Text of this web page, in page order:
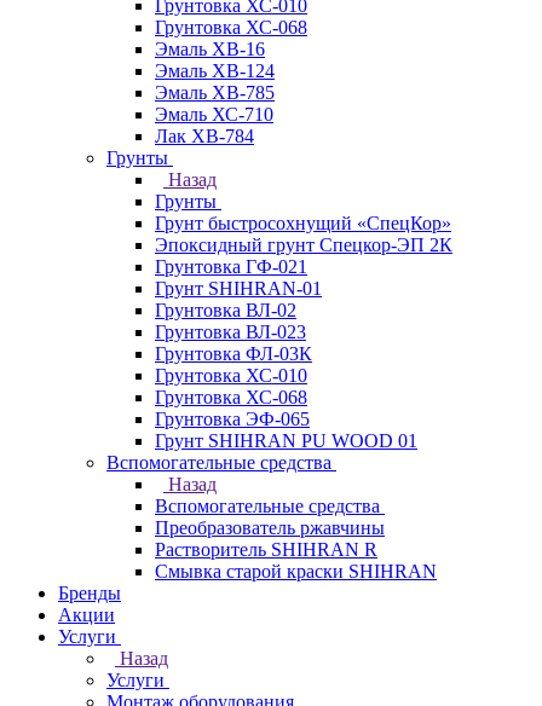
Грунтовка ХС-010
Грунтовка ХС-068
Эмаль ХВ-16
Эмаль ХВ-124
Эмаль ХВ-785
Эмаль ХС-710
Лак ХВ-784
Грунты
Назад
Грунты
Грунт быстросохнущий «СпецКор»
Эпоксидный грунт Спецкор-ЭП 2К
Грунтовка ГФ-021
Грунт SHIHRAN-01
Грунтовка ВЛ-02
Грунтовка ВЛ-023
Грунтовка ФЛ-03К
Грунтовка ХС-010
Грунтовка ХС-068
Грунтовка ЭФ-065
Грунт SHIHRAN PU WOOD 01
Вспомогательные средства
Назад
Вспомогательные средства
Преобразователь ржавчины
Растворитель SHIHRAN R
Смывка старой краски SHIHRAN
Бренды
Акции
Услуги
Назад
Услуги
Монтаж оборудования